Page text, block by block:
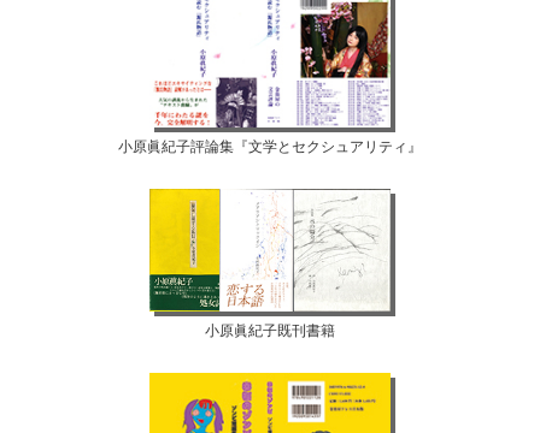
小原眞紀子評論集『文学とセクシュアリティ』
小原眞紀子既刊書籍